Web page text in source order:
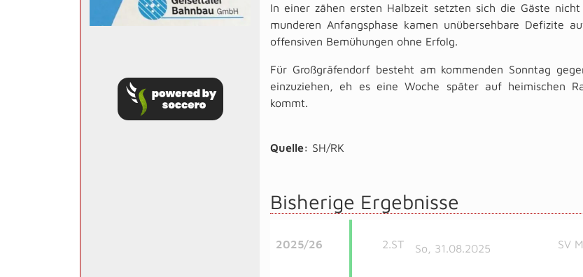
In einer zähen ersten Halbzeit setzten sich die Gäste
munderen Anfangsphase kamen unübersehbare Defizite
offensiven Bemühungen ohne Erfolg.
Für Großgräfendorf besteht am kommenden Sonntag
einzuziehen, eh es eine Woche später auf heimischen
kommt.
Quelle: SH/RK
Bisherige Ergebnisse
2025/26 2.ST So, 31.08.2025 SV